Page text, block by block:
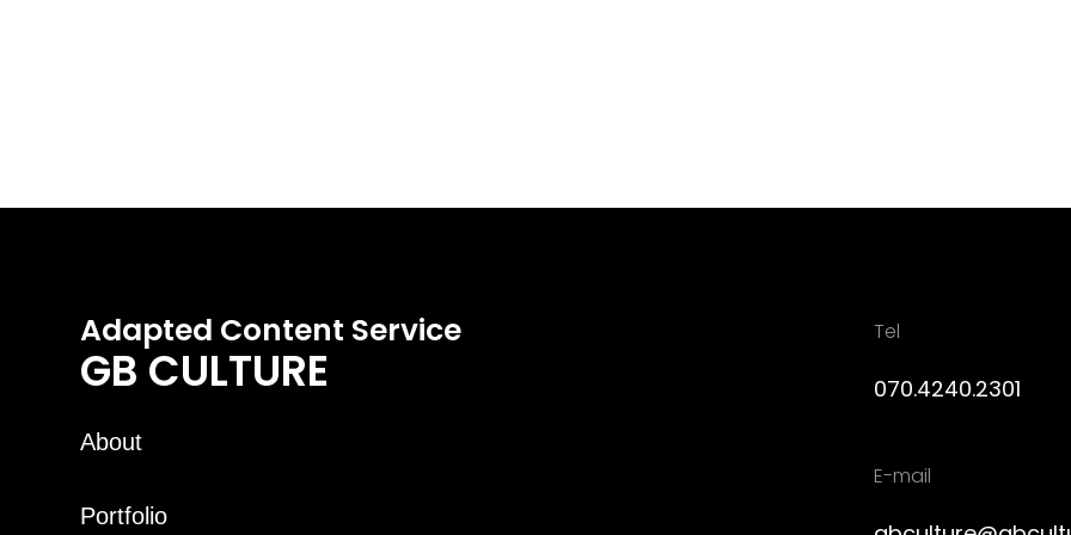
Adapted Content Service
GB CULTURE
About
Portfolio
Tel
070.4240.2301
E-mail